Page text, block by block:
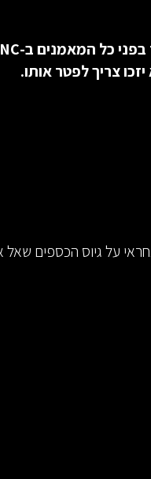
צריך לפטר אותו.
על גיוס הכספים שאל